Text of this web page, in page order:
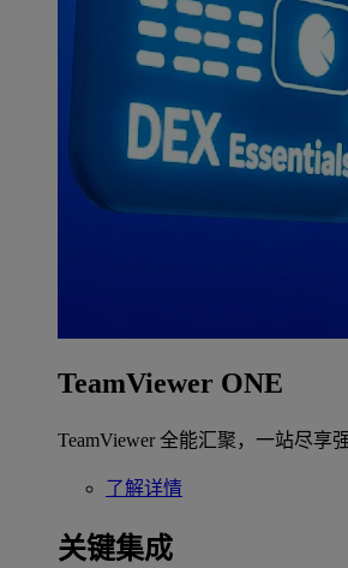
TeamViewer ONE
TeamViewer 全能汇聚，一站尽享
了解详情
关键集成